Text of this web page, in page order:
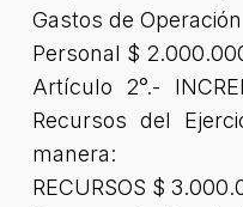
Gastos de
Personal $
Artículo 2°.-
Recursos del
manera:
RECURSOS $